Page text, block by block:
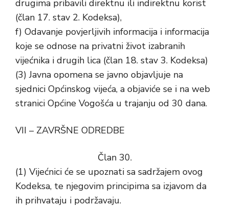
drugima pribavili direktnu ili indirektnu korist
(član 17. stav 2. Kodeksa),
f) Odavanje povjerljivih informacija i informacija
koje se odnose na privatni život izabranih
vijećnika i drugih lica (član 18. stav 3. Kodeksa)
(3) Javna opomena se javno objavljuje na
sjednici Općinskog vijeća, a objaviće se i na web
stranici Općine Vogošća u trajanju od 30 dana.
VII – ZAVRŠNE ODREDBE
Član 30.
(1) Vijećnici će se upoznati sa sadržajem ovog
Kodeksa, te njegovim principima sa izjavom da
ih prihvataju i podržavaju.